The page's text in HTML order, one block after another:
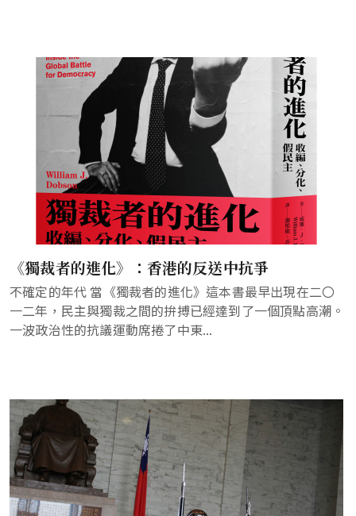
《獨裁者的進化》：香港的反送中抗爭
不確定的年代 當《獨裁者的進化》這本書最早出現在二〇
一二年，民主與獨裁之間的拚搏已經達到了一個頂點高潮。
一波政治性的抗議運動席捲了中東...